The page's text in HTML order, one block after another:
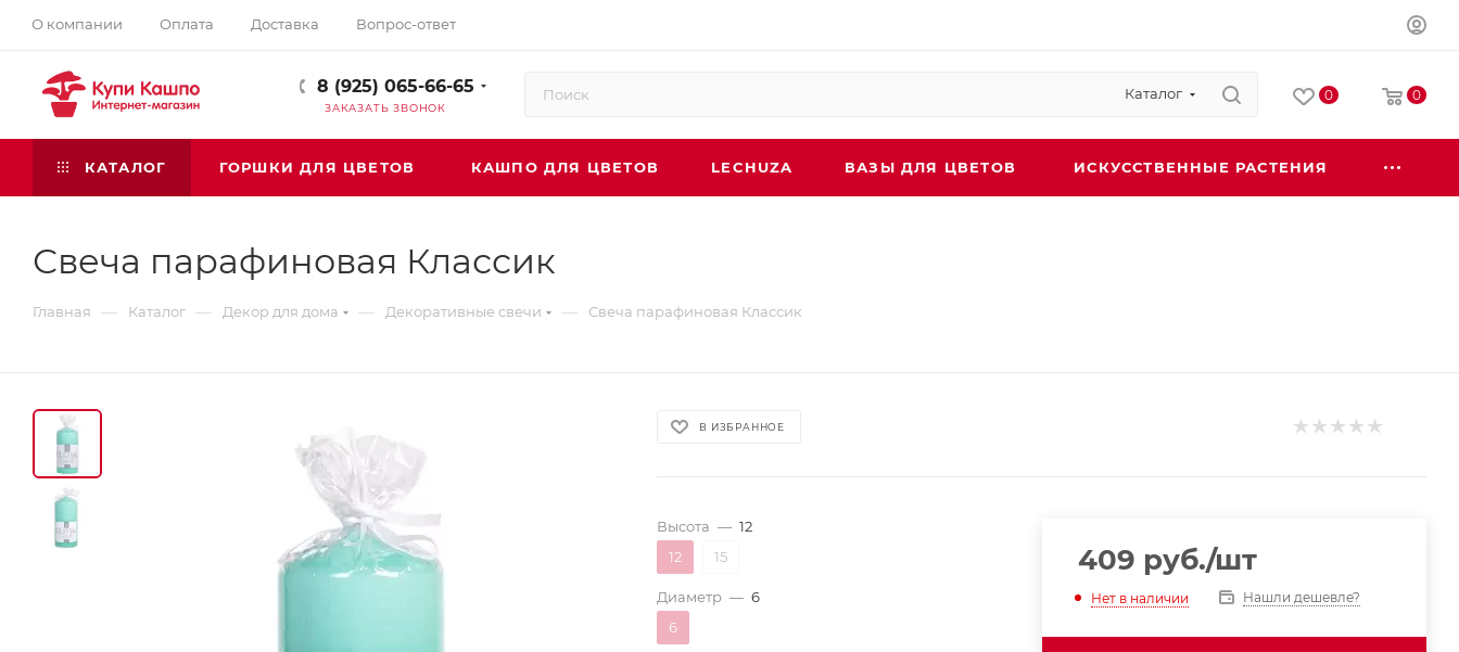
О компании Оплата Доставка Вопрос-ответ
8 (925) 065-66-65
ЗАКАЗАТЬ ЗВОНОК
Каталог 0 0
КАТАЛОГ ГОРШКИ ДЛЯ ЦВЕТОВ КАШПО ДЛЯ ЦВЕТОВ LECHUZA ВАЗЫ ДЛЯ ЦВЕТОВ ИСКУССТВЕННЫЕ РАСТЕНИЯ
Свеча парафиновая Классик
Главная — Каталог — Декор для дома — Декоративные свечи — Свеча парафиновая Классик
В ИЗБРАННОЕ
Высота — 12
12
15
Диаметр — 6
6
409 руб./шт
Нет в наличии Нашли дешевле?